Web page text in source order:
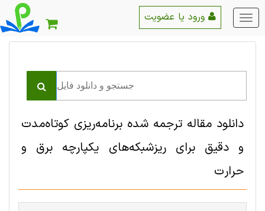
منو
اصلی
دانلود مقاله ترجمه شده برنامه‌ریزی کوتاه‌مدت
و دقیق برای ریزشبکه‌های یکپارچه برق و
حرارت